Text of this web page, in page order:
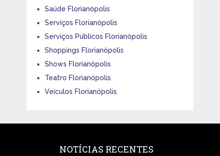
Saúde Florianópolis
Serviços Florianópolis
Serviços Públicos Florianópolis
Shoppings Florianópolis
Shows Florianópolis
Teatro Florianópolis
Veículos Florianópolis
NOTÍCIAS RECENTES